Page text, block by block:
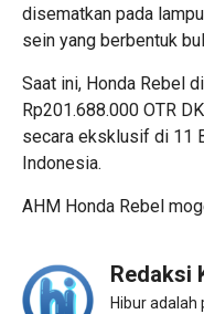
disematkan pada
sein yang berbentuk
Saat ini, Honda Rebel
Rp201.688.000 OTR
secara eksklusif di 11
Indonesia.
AHM Honda Rebel
Redaksi
Hibur